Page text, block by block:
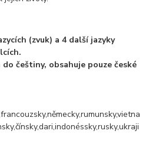
(zvuk) a 4 další jazyky
češtiny, obsahuje pouze české